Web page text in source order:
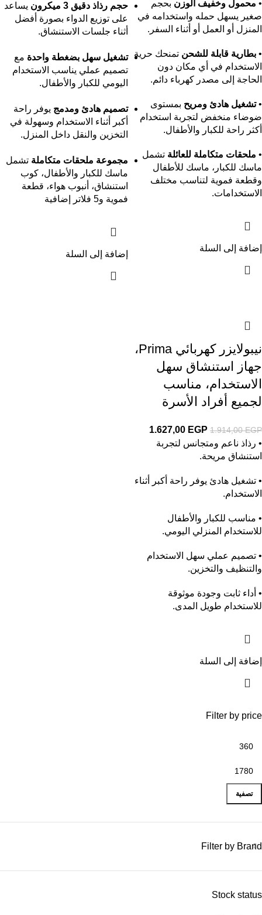
Filter by price
تصفية
Filter by Brand
Stock status
• محمول وخفيف الوزن بحجم
صغير يسهل حمله واستخدامه في
المنزل أو العمل أو أثناء السفر.
• بطارية قابلة للشحن تمنحك حرية
الاستخدام في أي مكان دون
الحاجة إلى مصدر كهرباء دائم.
•تشغيل هادئ ومريح بمستوى
ضوضاء منخفض لتجربة استخدام
أكثر راحة للكبار والأطفال.
• ملحقات متكاملة للعائلة تشمل
ماسك للكبار، ماسك للأطفال
وقطعة فموية لتناسب مختلف
الاستخدامات.
إضافة إلى السلة
حجم رذاذ دقيق 3 ميكرون
يساعد
على توزيع الدواء بصورة أفضل
أثناء جلسات الاستنشاق.
تشغيل سهل بضغطة واحدة مع
تصميم عملي يناسب الاستخدام
اليومي للكبار والأطفال.
تصميم هادئ ومدمج يوفر راحة
أكبر أثناء الاستخدام وسهولة في
التخزين والنقل داخل المنزل.
مجموعة ملحقات متكاملة تشمل
ماسك للكبار والأطفال، كوب
استنشاق، أنبوب هواء، قطعة
فموية و5 فلاتر إضافية
إضافة إلى السلة
نيبولايزر كهربائي Prima،
جهاز استنشاق سهل
الاستخدام، مناسب
لجميع أفراد الأسرة
1.914,00EGP
1.627,00 EGP
• رذاذ ناعم ومتجانس لتجربة
استنشاق مريحة.
• تشغيل هادئ يوفر راحة أكبر أثناء
الاستخدام.
• مناسب للكبار والأطفال
للاستخدام المنزلي اليومي.
• تصميم عملي سهل الاستخدام
والتنظيف والتخزين.
• أداء ثابت وجودة موثوقة
للاستخدام طويل المدى.
إضافة إلى السلة